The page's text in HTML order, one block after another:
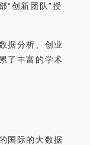
“创新团队”授
据分析、创业
了丰富的学术
国际的大数据